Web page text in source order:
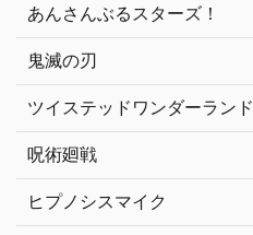
あんさんぶるスターズ！
鬼滅の刃
ツイステッドワンダーランド
呪術廻戦
ヒプノシスマイク